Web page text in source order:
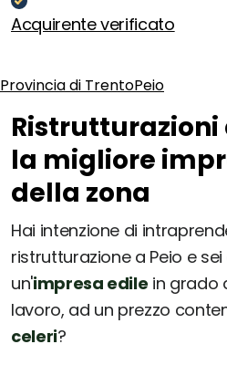
Acquirente verificato
Provincia di TrentoPeio
Ristrutturazioni
la migliore
della zona
Hai intenzione di
ristrutturazione a Peio e
un'impresa edile in grado
lavoro, ad un prezzo
celeri?